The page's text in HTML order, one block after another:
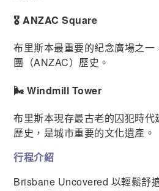
🎖️ ANZAC Square
布里斯本最重要的紀念廣場之
團（ANZAC）歷史。
🌬️ Windmill Tower
布里斯本現存最古老的囚犯時
歷史，是城市重要的文化遺產。
行程介紹
Brisbane Uncovered 以輕鬆舒